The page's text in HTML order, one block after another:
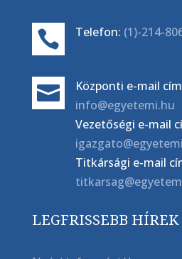
 Telefon: (1)-214-

Központi e-mail
info@egyetemi.hu
Vezetőségi e-mail
Titkársági e-mail
LEGFRISSEBB HÍREK